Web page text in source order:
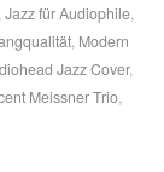
,Jazz für Audiophile,
, Modern
Jazz Cover,
Meissner Trio,